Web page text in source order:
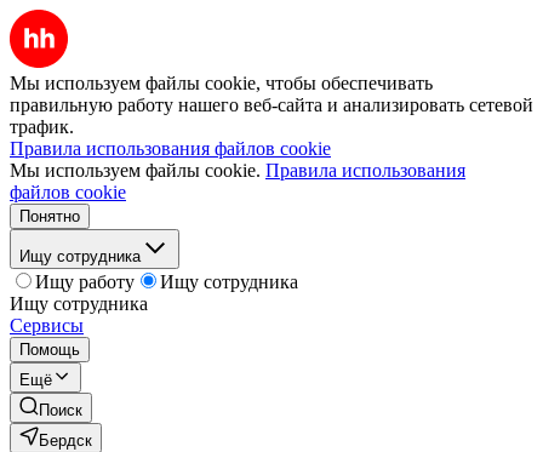
Мы используем файлы cookie, чтобы обеспечивать
правильную работу нашего веб-сайта и анализировать сетевой
трафик.
Правила использования файлов cookie
Мы используем файлы cookie. Правила использования
файлов cookie
Понятно
Ищу сотрудника
Ищу работу
Ищу сотрудника
Ищу сотрудника
Сервисы
Помощь
Ещё
Поиск
Бердск